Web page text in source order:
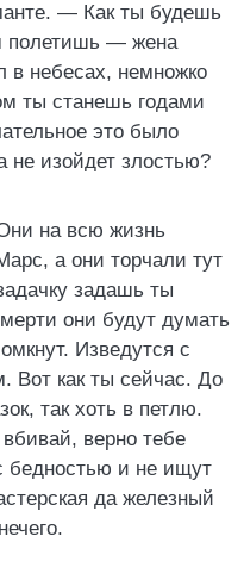
— Как ты будешь
полетишь — жена
в небесах, немножко
ты станешь годами
это было
изойдет злостью?
на всю жизнь
а они торчали тут
задашь ты
они будут думать
Изведутся с
Вот как ты сейчас. До
так хоть в петлю.
верно тебе
бедностью и не ищут
да железный